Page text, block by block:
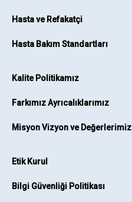
Hasta ve Refakatçi
Hasta Bakım Standartları
Kalite Politikamız
Farkımız Ayrıcalıklarımız
Misyon Vizyon ve Değerlerimiz
Etik Kurul
Bilgi Güvenliği Politikası